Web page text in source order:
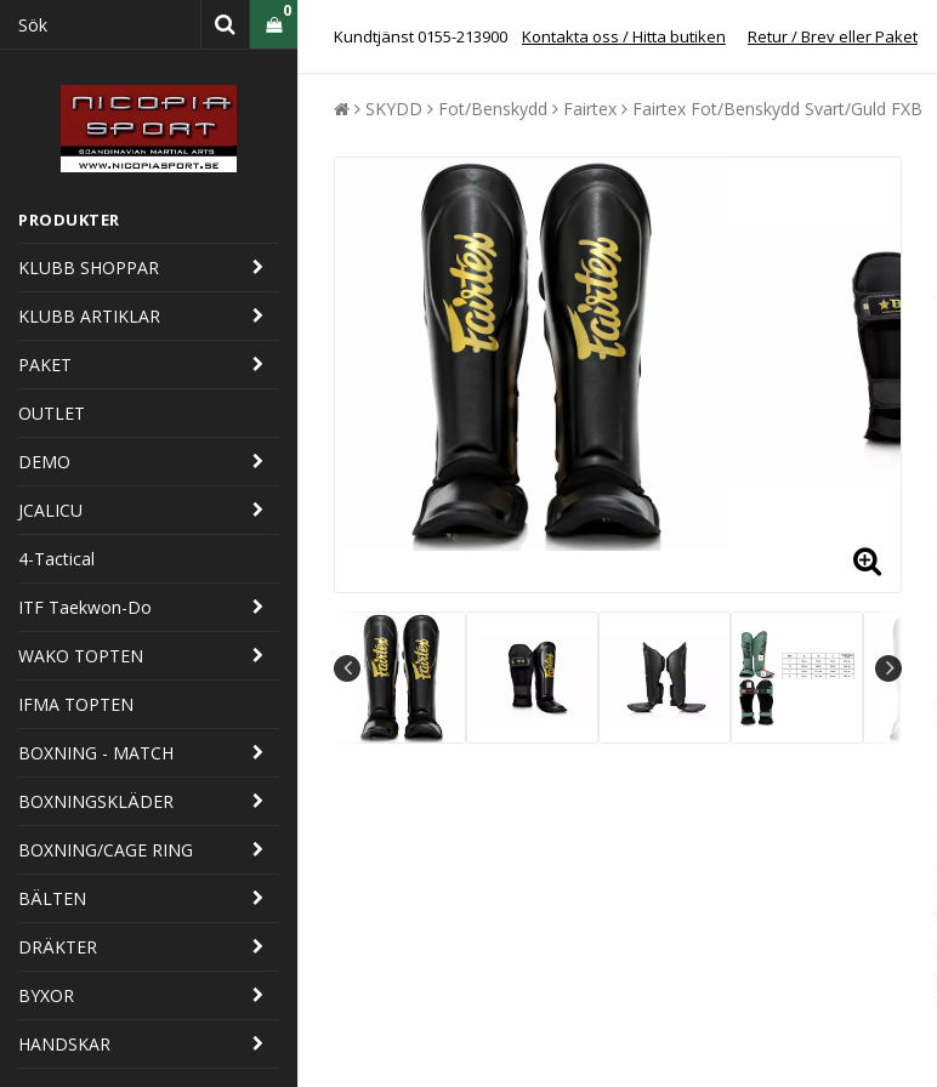
Kundtjänst 0155-213900 Kontakta oss / Hitta butiken Retur / Brev eller Paket
0
PRODUKTER
KLUBB SHOPPAR
KLUBB ARTIKLAR
PAKET
OUTLET
DEMO
JCALICU
4-Tactical
ITF Taekwon-Do
WAKO TOPTEN
IFMA TOPTEN
BOXNING - MATCH
BOXNINGSKLÄDER
BOXNING/CAGE RING
BÄLTEN
DRÄKTER
BYXOR
HANDSKAR
SKYDD Fot/Benskydd Fairtex Fairtex Fot/Benskydd Svart/Guld FXB